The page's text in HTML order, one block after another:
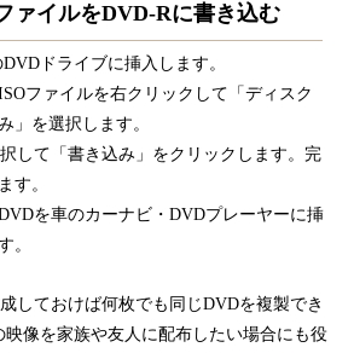
ァイルをDVD-Rに書き込む
ドライブに挿入します。
ファイルを右クリックして「ディスク
」を選択します。
して「書き込み」をクリックします。完
す。
を車のカーナビ・DVDプレーヤーに挿
。
しておけば何枚でも同じDVDを複製でき
映像を家族や友人に配布したい場合にも役